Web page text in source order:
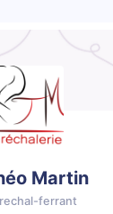
Martin
ferrant